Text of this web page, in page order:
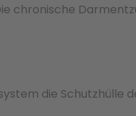
chronische
die Schutzhülle